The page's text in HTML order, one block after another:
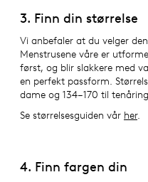
3. Finn din størrelse
Vi anbefaler at du velger
Menstrusene våre er
først, og blir slakkere med
en perfekt passform.
dame og 134–170 til
Se størrelsesguiden vår her.
4. Finn fargen din